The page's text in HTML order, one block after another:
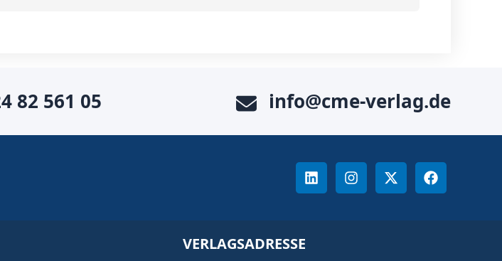
82 561 05 info@cme-verlag.de
VERLAGSADRESSE